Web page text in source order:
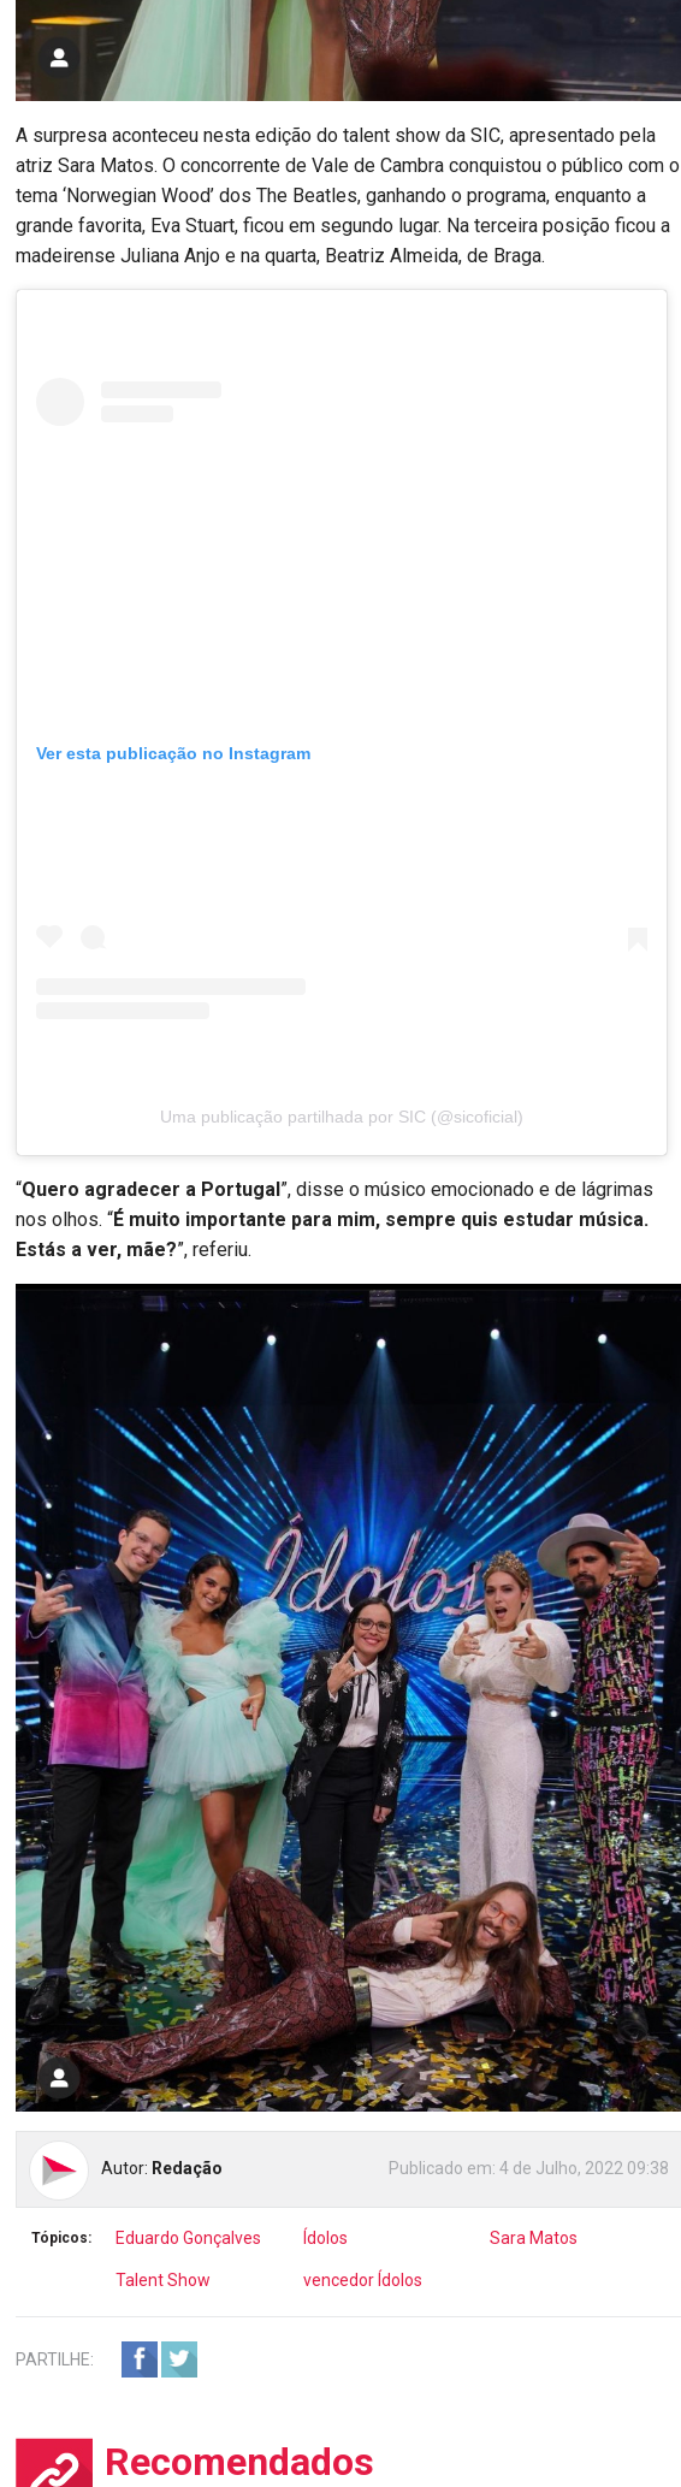
A surpresa aconteceu nesta edição do talent show da SIC, apresentado pela
atriz Sara Matos. O concorrente de Vale de Cambra conquistou o público com o
tema ‘Norwegian Wood’ dos The Beatles, ganhando o programa, enquanto a
grande favorita, Eva Stuart, ficou em segundo lugar. Na terceira posição ficou a
madeirense Juliana Anjo e na quarta, Beatriz Almeida, de Braga.
Ver esta publicação no Instagram
Uma publicação partilhada por SIC (@sicoficial)
“Quero agradecer a Portugal ”, disse o músico emocionado e de lágrimas
nos olhos. “É muito importante para mim, sempre quis estudar música.
Estás a ver, mãe?”, referiu.
Autor: Redação Publicado em: 4 de Julho, 2022 09:38
Tópicos: Eduardo Gonçalves Ídolos Sara Matos
Talent Show vencedor Ídolos
PARTILHE:
Recomendados